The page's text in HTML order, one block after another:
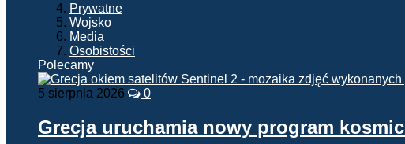
Prywatne
Wojsko
Media
Osobistości
Polecamy
5 sierpnia 2026 0
Grecja uruchamia nowy program